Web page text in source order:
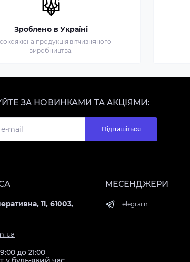
Зроблено в Україні
продукція вітчизняного
виробництва.
ЗА НОВИНКАМИ ТА АКЦІЯМИ:
Підпишіться
11, 61003,
до 21:00
МЕСЕНДЖЕРИ
Telegram